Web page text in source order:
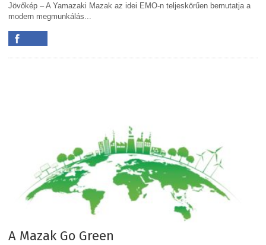
Jövőkép – A Yamazaki Mazak az idei EMO-n teljeskörűen bemutatja a
modern megmunkálás...
A Mazak Go Green